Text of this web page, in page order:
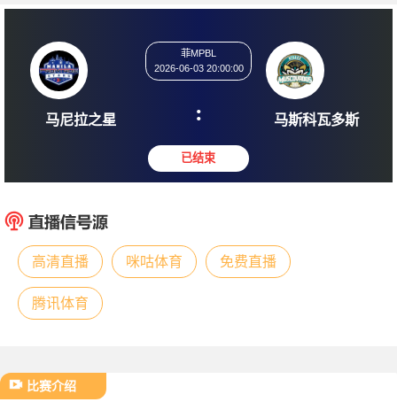
马尼拉之星
2026-06-03 20:00:00
: 马斯科
高清直播 咪咕体育 免费直播
腾讯体育
比赛介绍